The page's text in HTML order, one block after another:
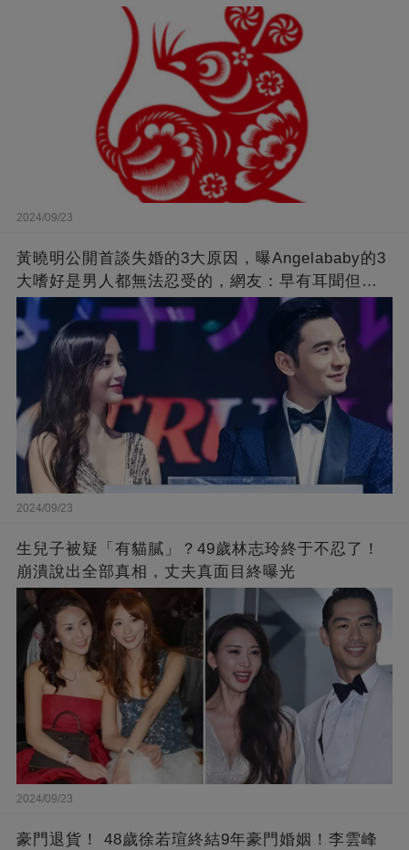
2024/09/23
黃曉明公開首談失婚的3大原因，曝Angelababy的3
大嗜好是男人都無法忍受的，網友：早有耳聞但想
不到那麼嚴重！
2024/09/23
生兒子被疑「有貓膩」？49歲林志玲終于不忍了！
崩潰說出全部真相，丈夫真面目終曝光
2024/09/23
豪門退貨！ 48歲徐若瑄終結9年豪門婚姻！李雲峰